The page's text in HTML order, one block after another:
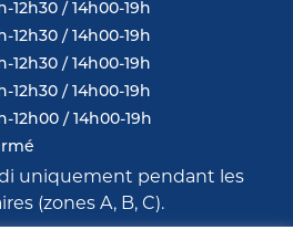
12h30 / 14h00-19h
12h30 / 14h00-19h
12h30 / 14h00-19h
12h30 / 14h00-19h
12h00 / 14h00-19h
uniquement pendant les
(zones A, B, C).